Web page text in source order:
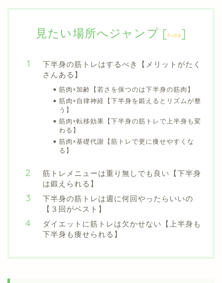
見たい場所へジャンプ [ hide]
下半身の筋トレはするべき【メリットがたく
さんある】
筋肉×加齢【若さを保つのは下半身の筋肉】
筋肉×自律神経【下半身を鍛えるとリズムが整
う】
筋肉×転移効果【下半身の筋トレで上半身も変
わる】
筋肉×基礎代謝【筋トレで更に痩せやすくな
る】
筋トレメニューは重り無しでも良い【下半身
は鍛えられる】
下半身の筋トレは週に何回やったらいいの
【３回がベスト】
ダイエットに筋トレは欠かせない【上半身も
下半身も痩せられる】